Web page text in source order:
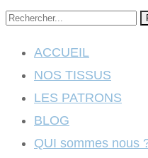
ACCUEIL
NOS TISSUS
LES PATRONS
BLOG
QUI sommes nous